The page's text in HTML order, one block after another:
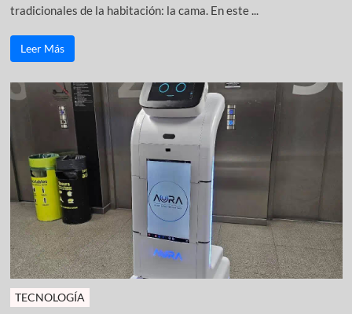
tradicionales de la habitación: la cama. En este ...
Leer Más
TECNOLOGÍA